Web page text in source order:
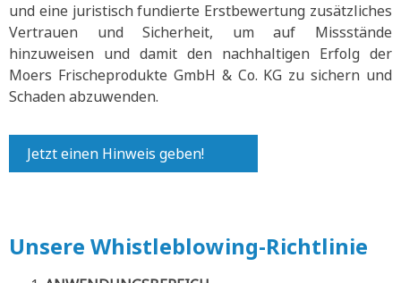
und eine juristisch fundierte Erstbewertung zusätzliches
Vertrauen und Sicherheit, um auf Missstände
hinzuweisen und damit den nachhaltigen Erfolg der
Moers Frischeprodukte GmbH & Co. KG zu sichern und
Schaden abzuwenden.
Jetzt einen Hinweis geben!
Unsere Whistleblowing-Richtlinie